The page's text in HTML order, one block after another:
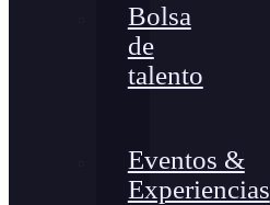
Bolsa
de
talento
Eventos &
Experiencias